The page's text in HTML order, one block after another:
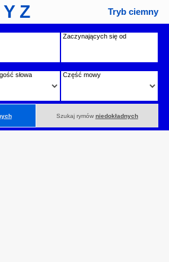
Tryb ciemny
Zaczynających się od
słowa Część mowy
Szukaj rymów niedokładnych